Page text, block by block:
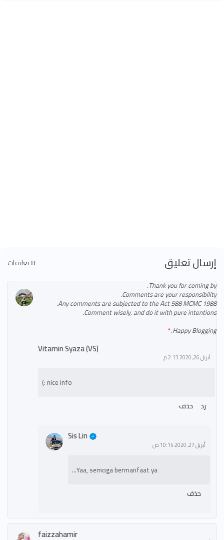
إرسال تعليق 8 تعليقات
Thank you for coming by.
Comments are your responsibility.
Any comments are subjected to the Act 588 MCMC 1988.
Comment wisely, and do it with pure intentions.
Happy Blogging.
Vitamin Syaza (VS)
أبريل 26, 2020 2:13 م
nice info :)
رد
حذف
Sis Lin
أبريل 27, 2020 10:14 ص
Yaa, semoga bermanfaat ya...
حذف
faizzahamir